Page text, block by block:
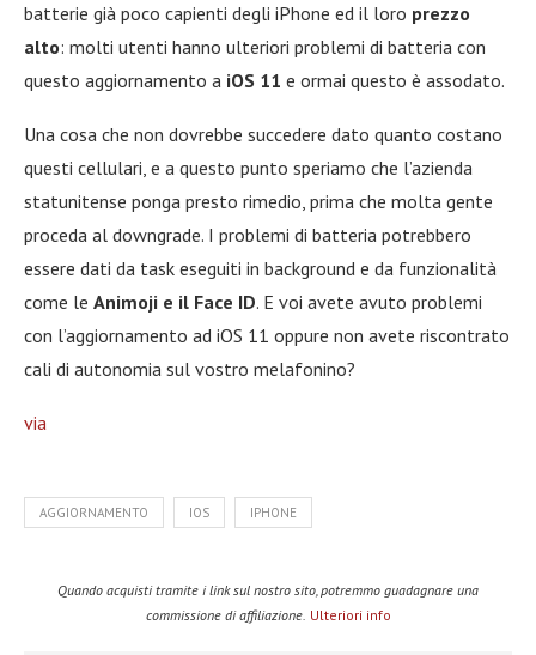
batterie già poco capienti degli iPhone ed il loro prezzo
alto: molti utenti hanno ulteriori problemi di batteria con
questo aggiornamento a iOS 11 e ormai questo è assodato.
Una cosa che non dovrebbe succedere dato quanto costano
questi cellulari, e a questo punto speriamo che l’azienda
statunitense ponga presto rimedio, prima che molta gente
proceda al downgrade. I problemi di batteria potrebbero
essere dati da task eseguiti in background e da funzionalità
come le Animoji e il Face ID. E voi avete avuto problemi
con l’aggiornamento ad iOS 11 oppure non avete riscontrato
cali di autonomia sul vostro melafonino?
via
AGGIORNAMENTO IOS IPHONE
Quando acquisti tramite i link sul nostro sito, potremmo guadagnare una
commissione di affiliazione. Ulteriori info